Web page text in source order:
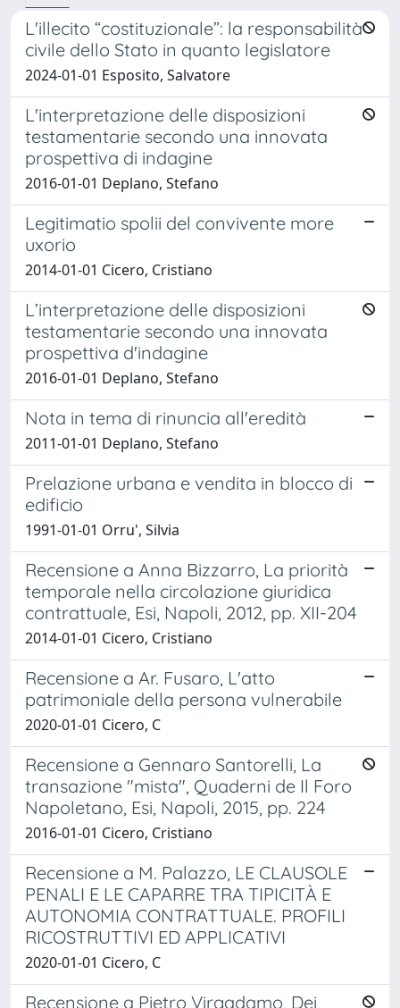
L'illecito “costituzionale”: la responsabilità
civile dello Stato in quanto legislatore
2024-01-01 Esposito, Salvatore
L'interpretazione delle disposizioni
testamentarie secondo una innovata
prospettiva di indagine
2016-01-01 Deplano, Stefano
Legitimatio spolii del convivente more
uxorio
2014-01-01 Cicero, Cristiano
L’interpretazione delle disposizioni
testamentarie secondo una innovata
prospettiva d'indagine
2016-01-01 Deplano, Stefano
Nota in tema di rinuncia all'eredità
2011-01-01 Deplano, Stefano
Prelazione urbana e vendita in blocco di
edificio
1991-01-01 Orru', Silvia
Recensione a Anna Bizzarro, La priorità
temporale nella circolazione giuridica
contrattuale, Esi, Napoli, 2012, pp. XII-204
2014-01-01 Cicero, Cristiano
Recensione a Ar. Fusaro, L'atto
patrimoniale della persona vulnerabile
2020-01-01 Cicero, C
Recensione a Gennaro Santorelli, La
transazione "mista", Quaderni de Il Foro
Napoletano, Esi, Napoli, 2015, pp. 224
2016-01-01 Cicero, Cristiano
Recensione a M. Palazzo, LE CLAUSOLE
PENALI E LE CAPARRE TRA TIPICITÀ E
AUTONOMIA CONTRATTUALE. PROFILI
RICOSTRUTTIVI ED APPLICATIVI
2020-01-01 Cicero, C
Recensione a Pietro Virgadamo, Dei